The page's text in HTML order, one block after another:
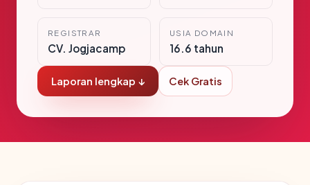
REGISTRAR
CV. Jogjacamp
USIA DOMAIN
16.6 tahun
Laporan lengkap ↓ Cek Gratis